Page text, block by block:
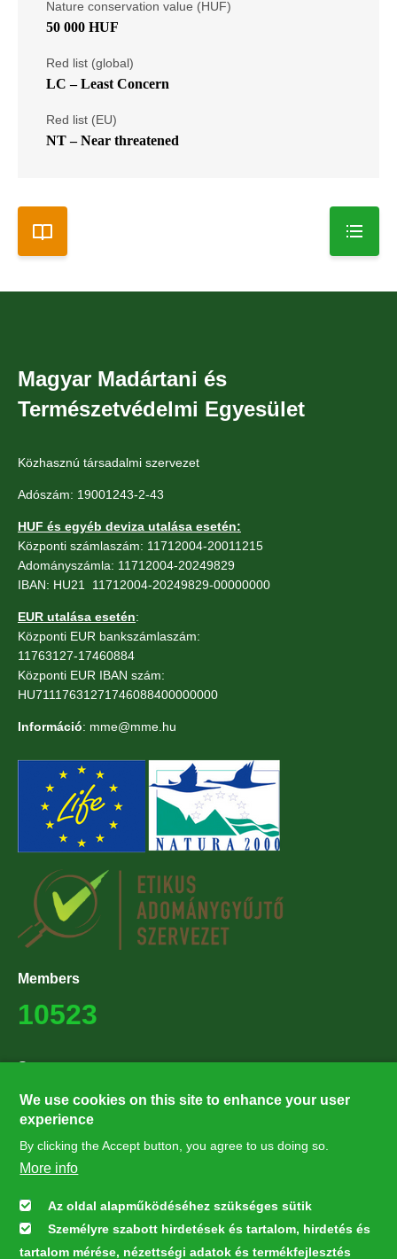
Nature conservation value (HUF)
50 000 HUF
Red list (global)
LC – Least Concern
Red list (EU)
NT – Near threatened
Magyar Madártani és
Természetvédelmi Egyesület
Közhasznú társadalmi szervezet
Adószám: 19001243-2-43
HUF és egyéb deviza utalása esetén:
Központi számlaszám: 11712004-20011215
Adományszámla: 11712004-20249829
IBAN: HU21 11712004-20249829-00000000
EUR utalása esetén:
Központi EUR bankszámlaszám:
11763127-17460884
Központi EUR IBAN szám:
HU71117631271746088400000000
Információ: mme@mme.hu
Members
10523
Supporters
27224
Hírlevél feliratkozás
Feliratkozás
We use cookies on this site to enhance your user
experience
By clicking the Accept button, you agree to us doing so.
More info
Az oldal alapműködéséhez szükséges sütik
Személyre szabott hirdetések és tartalom, hirdetés és
tartalom mérése, nézettségi adatok és termékfejlesztés